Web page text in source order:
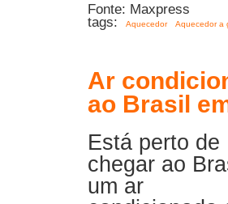
Fonte: Maxpress
tags:
Aquecedor Aquecedor a
Ar
ao Brasil
Está perto de
chegar ao
um ar